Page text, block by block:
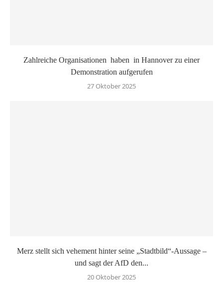
Zahlreiche Organisationen haben in Hannover zu einer
Demonstration aufgerufen
27 Oktober 2025
Merz stellt sich vehement hinter seine „Stadtbild“-Aussage –
und sagt der AfD den...
20 Oktober 2025